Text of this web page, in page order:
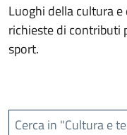
Luoghi della cultura
richieste di contributi
sport.
Cerca in "Cultura e